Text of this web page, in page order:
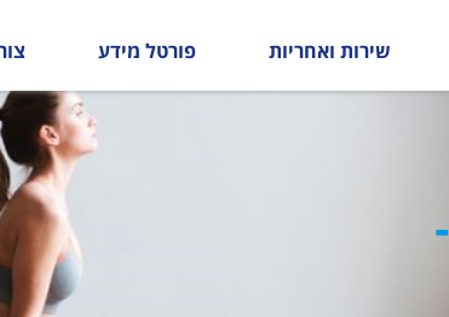
שירות ואחריות פורטל מידע